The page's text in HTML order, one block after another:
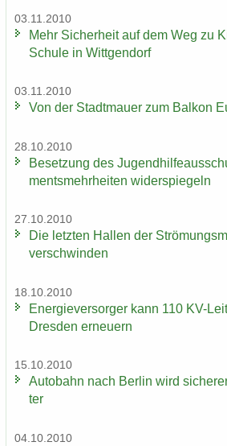
03.11.2010
Mehr Si­cher­heit auf dem Weg zu
Schu­le in Witt­gen­dorf
03.11.2010
Von der Stadt­mau­er zum Bal­kon
28.10.2010
Be­set­zung des
ments­mehr­hei­ten wi­der­spie­geln
27.10.2010
Die letz­ten Hal­len der
ver­schwin­den
18.10.2010
En­er­gie­ver­sor­ger kann 110 KV-​
Dres­den er­neu­ern
15.10.2010
Au­to­bahn nach Ber­lin wird
ter
04.10.2010